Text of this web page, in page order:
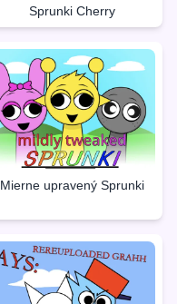
Sprunki Cherry
Mierne upravený Sprunki